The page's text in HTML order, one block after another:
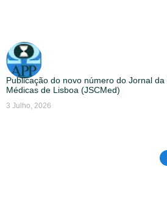
Publicação do novo número do Jornal
Médicas de Lisboa (JSCMed)
3 Julho, 2026